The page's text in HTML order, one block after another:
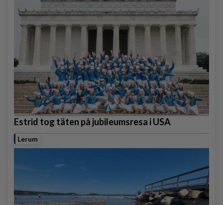
Estrid tog täten på jubileumsresa i USA
Lerum